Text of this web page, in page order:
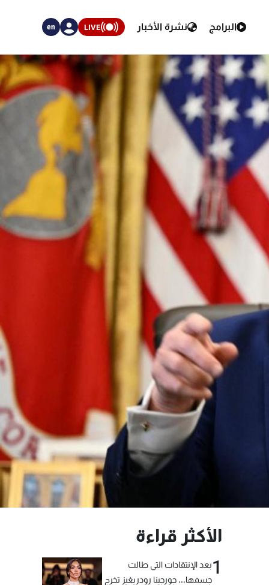
البرامج نشرة الأخبار LIVE
en
الأكثر قراءة
1بعد الإنتقادات التي طالت
جسمها... جورجينا رودريغيز تخرج